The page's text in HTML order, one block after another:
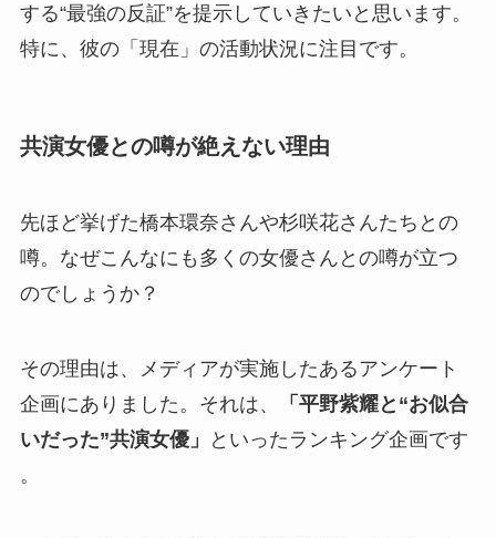
する“最強の反証”を提示していきたいと思います。
特に、彼の「現在」の活動状況に注目です。
共演女優との噂が絶えない理由
先ほど挙げた橋本環奈さんや杉咲花さんたちとの
噂。なぜこんなにも多くの女優さんとの噂が立つ
のでしょうか？
その理由は、メディアが実施したあるアンケート
企画にありました。それは、
「平野紫耀と“お似合
いだった”共演女優」
といったランキング企画です
。